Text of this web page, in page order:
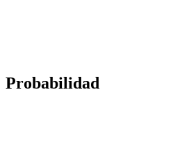
Probabilidad